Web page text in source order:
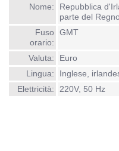
Nome:
Repubblica
parte del
Fuso
orario:
GMT
Valuta:
Euro
Lingua:
Inglese,
Elettricità:
220V, 50 Hz